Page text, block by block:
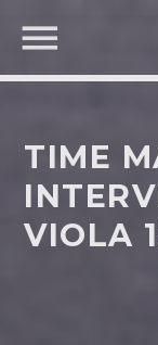
TIME
VIOLA